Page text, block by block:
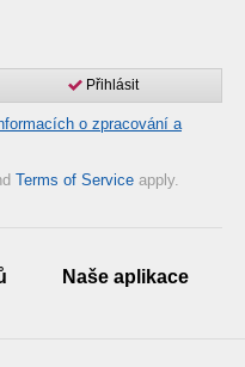
Přihlásit
o zpracování a
Terms of Service apply.
Naše aplikace